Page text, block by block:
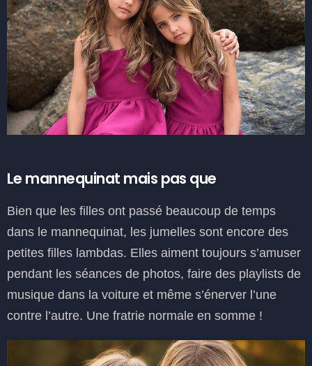
Le mannequinat mais pas que
Bien que les filles ont passé beaucoup de temps
dans le mannequinat, les jumelles sont encore des
petites filles lambdas. Elles aiment toujours s’amuser
pendant les séances de photos, faire des playlists de
musique dans la voiture et même s’énerver l’une
contre l’autre. Une fratrie normale en somme !